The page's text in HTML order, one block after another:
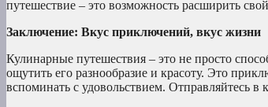
путешествие – это возможность расширить
Заключение: Вкус приключений, вкус жизни
Кулинарные путешествия – это не просто
ощутить его разнообразие и красоту. Это
вспоминать с удовольствием. Отправляйтесь